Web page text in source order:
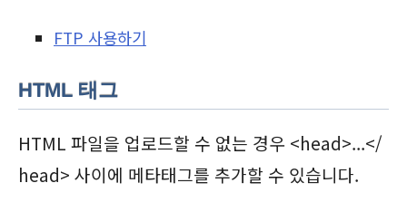
FTP 사용하기
HTML 태그
HTML 파일을 업로드할 수 없는 경우 <head>...</
head> 사이에 메타태그를 추가할 수 있습니다.